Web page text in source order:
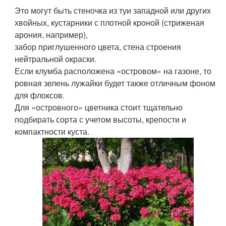
Это могут быть стеночка из туи западной или других
хвойных, кустарники с плотной кроной (стриженая
арония, например),
забор приглушенного цвета, стена строения
нейтральной окраски.
Если клумба расположена «островом» на газоне, то
ровная зелень лужайки будет также отличным фоном
для флоксов.
Для «островного» цветника стоит тщательно
подбирать сорта с учетом высоты, крепости и
компактности куста.